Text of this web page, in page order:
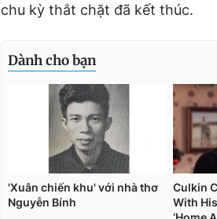
chu kỳ thắt chặt đã kết thúc.